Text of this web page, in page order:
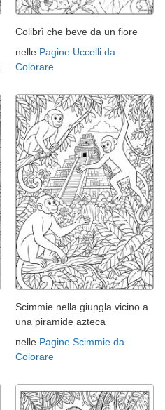
Colibrì che beve da un fiore
nelle Pagine Uccelli da
Colorare
Scimmie nella giungla vicino a
una piramide azteca
nelle Pagine Scimmie da
Colorare